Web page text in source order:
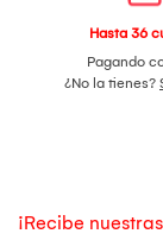
Hasta 36
Pagando
¿No la tienes?
¡Recibe